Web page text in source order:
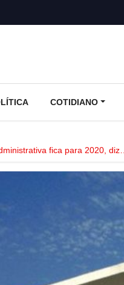
COTIDIANO
fica para 2020, diz…